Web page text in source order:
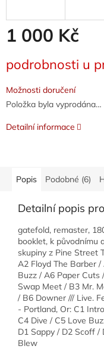
1 000 Kč
cena:
podrobnosti u
Možnosti doručení
Položka byla vyprodána…
Detailní informace
Popis Podobné (6)
Detailní popis
gatefold, remaster,
booklet, k původnímu
skupiny z Pine Street
A2 Floyd The Barber
Buzz / A6 Paper Cuts
Swap Meet / B3 Mr.
/ B6 Downer /// Live.
- Portland, Or: C1
C4 Dive / C5 Love
D1 Sappy / D2 Scoff /
Blew